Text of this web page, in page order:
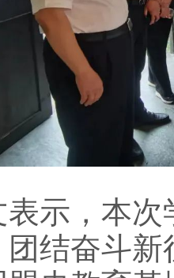
，本次
结奋斗